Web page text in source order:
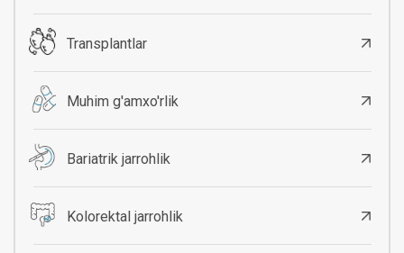
Transplantlar
Muhim g'amxo'rlik
Bariatrik jarrohlik
Kolorektal jarrohlik